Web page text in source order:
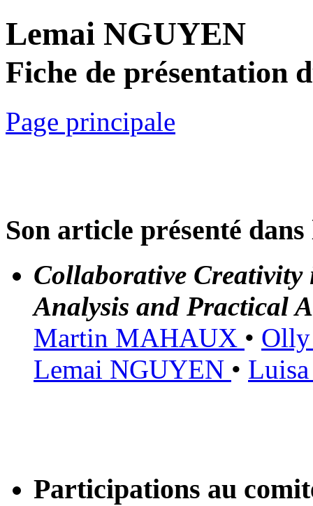
Lemai NGUYEN
Fiche de présentation
Page principale
Son article présenté
Collaborative
Analysis and Practical
Martin MAHAUX •
Lemai NGUYEN •
Participations au